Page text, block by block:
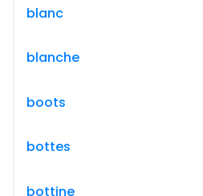
blanc
blanche
boots
bottes
bottine